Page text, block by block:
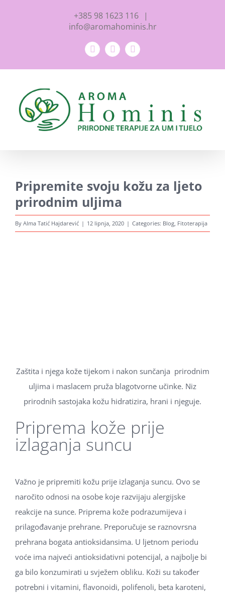
+385 98 1623 116
|
info@aromahominis.hr
FacebookYouTubeInstagram
Pripremite svoju kožu za ljeto
prirodnim uljima
By Alma Tatić Hajdarević | 12 lipnja, 2020 | Categories: Blog Fitoterapija
Zaštita i njega kože tijekom i nakon sunčanja prirodnim
uljima i maslacem pruža blagotvorne učinke. Niz
prirodnih sastojaka kožu hidratizira, hrani i njeguje.
Priprema kože prije
izlaganja suncu
Važno je pripremiti kožu prije izlaganja suncu. Ovo se
naročito odnosi na osobe koje razvijaju alergijske
reakcije na sunce. Priprema kože podrazumijeva i
prilagođavanje prehrane. Preporučuje se raznovrsna
prehrana bogata antioksidansima. U ljetnom periodu
voće ima najveći antioksidativni potencijal, a najbolje bi
ga bilo konzumirati u svježem obliku. Koži su također
potrebni i vitamini, flavonoidi, polifenoli, beta karoteni,